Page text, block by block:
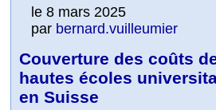
le 8 mars 2025
par bernard.vuilleumier
Couverture des coûts
hautes écoles
en Suisse